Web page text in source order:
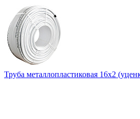
Труба металлопластиковая 16х2